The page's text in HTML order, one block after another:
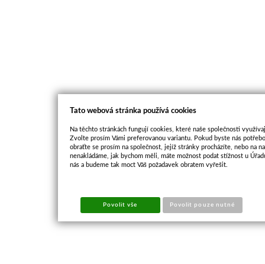
Tato webová stránka používá cookies
Na těchto stránkách fungují cookies, které naše společnosti
Zvolte prosím Vámi preferovanou variantu. Pokud byste nás
obraťte se prosím na společnost, jejíž stránky procházíte, nebo na
nenakládáme, jak bychom měli, máte možnost podat stížnost u
nás a budeme tak moct Váš požadavek obratem vyřešit.
Povolit vše Povolit pouze nutné